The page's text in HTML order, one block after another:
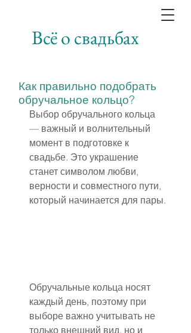
Всё о свадьбах
Как правильно подобрать
обручальное кольцо?
Выбор обручального кольца
— важный и волнительный
момент в подготовке к
свадьбе. Это украшение
станет символом любви,
верности и совместного пути,
который начинается для пары.
Обручальные кольца носят
каждый день, поэтому при
выборе важно учитывать не
только внешний вид, но и